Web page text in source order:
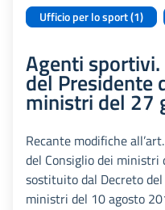
Ufficio per lo sport (1)
Agenti
del Presidente
ministri del 27
Recante modifiche
del Consiglio dei
sostituito dal Decreto
ministri del 10 agosto